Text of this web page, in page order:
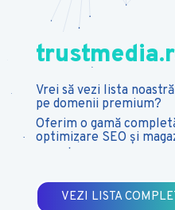
Vrei să vezi lista
pe domenii premium?
Oferim o gamă
optimizare SEO și
VEZI LISTA